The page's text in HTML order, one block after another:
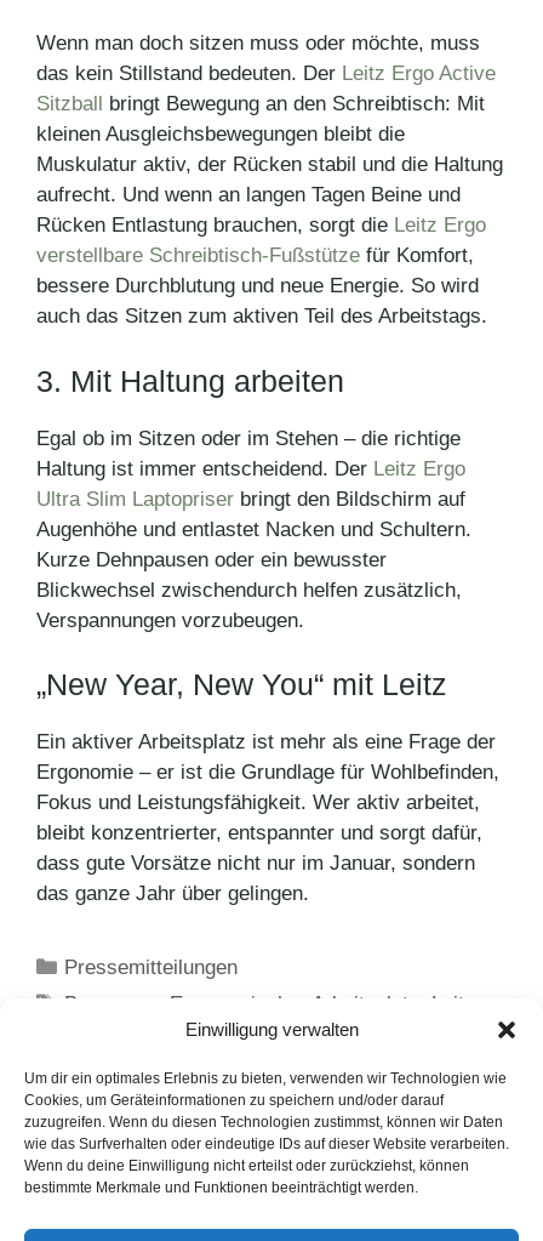
Einwilligung verwalten
Um dir ein optimales Erlebnis zu bieten, verwenden wir Technologien wie
Cookies, um Geräteinformationen zu speichern und/oder darauf
zuzugreifen. Wenn du diesen Technologien zustimmst, können wir Daten
wie das Surfverhalten oder eindeutige IDs auf dieser Website verarbeiten.
Wenn du deine Einwilligung nicht erteilst oder zurückziehst, können
bestimmte Merkmale und Funktionen beeinträchtigt werden.
Wenn man doch sitzen muss oder möchte, muss
das kein Stillstand bedeuten. Der Leitz Ergo Active
Sitzball
bringt Bewegung an den Schreibtisch: Mit
kleinen Ausgleichsbewegungen bleibt die
Muskulatur aktiv, der Rücken stabil und die Haltung
aufrecht. Und wenn an langen Tagen Beine und
Rücken Entlastung brauchen, sorgt die Leitz Ergo
verstellbare Schreibtisch-Fußstütze für Komfort,
bessere Durchblutung und neue Energie. So wird
auch das Sitzen zum aktiven Teil des Arbeitstags.
3. Mit Haltung arbeiten
Egal ob im Sitzen oder im Stehen – die richtige
Haltung ist immer entscheidend. Der Leitz Ergo
Ultra Slim Laptopriser bringt den Bildschirm auf
Augenhöhe und entlastet Nacken und Schultern.
Kurze Dehnpausen oder ein bewusster
Blickwechsel zwischendurch helfen zusätzlich,
Verspannungen vorzubeugen.
„New Year, New You“ mit Leitz
Ein aktiver Arbeitsplatz ist mehr als eine Frage der
Ergonomie – er ist die Grundlage für Wohlbefinden,
Fokus und Leistungsfähigkeit. Wer aktiv arbeitet,
bleibt konzentrierter, entspannter und sorgt dafür,
dass gute Vorsätze nicht nur im Januar, sondern
das ganze Jahr über gelingen.
Kategorien
Pressemitteilungen
Schlagwörter
Bewegung Ergonomischer Arbeitsplatz Leitz
Neujahrsvorsätze
Leifheit verrät clevere Tipps für den Putz-Alltag
Erstes Prize by Radisson mit neuem Konzept in
Osnabrück eröffnet